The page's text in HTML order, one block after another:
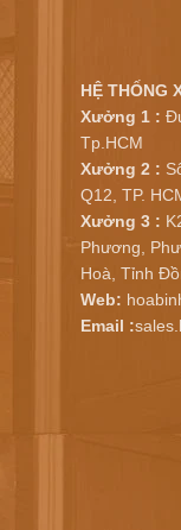
HỆ THỐNG
Xưởng 1 :
Tp.HCM
Xưởng 2 :
Q12, TP.
Xưởng 3 :
Phương,
Hoà, Tỉnh
Web:
Email :